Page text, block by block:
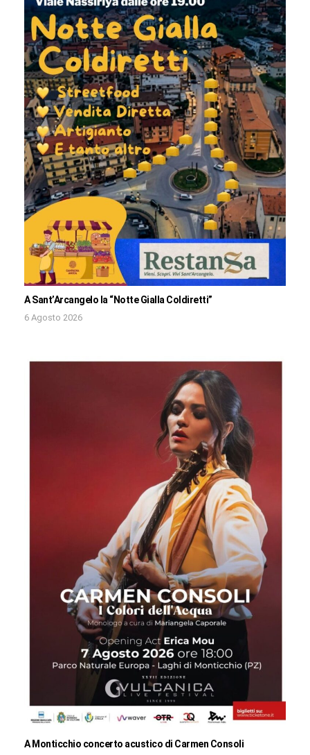
A Sant’Arcangelo la “Notte Gialla Coldiretti”
6 Agosto 2026
A Monticchio concerto acustico di Carmen Consoli